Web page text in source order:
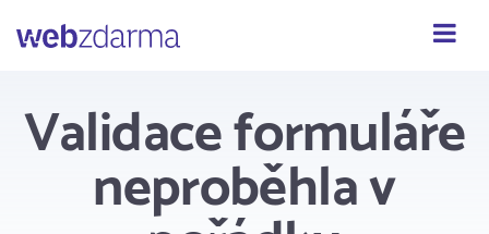
Webzdarma
Validace formuláře
neproběhla v